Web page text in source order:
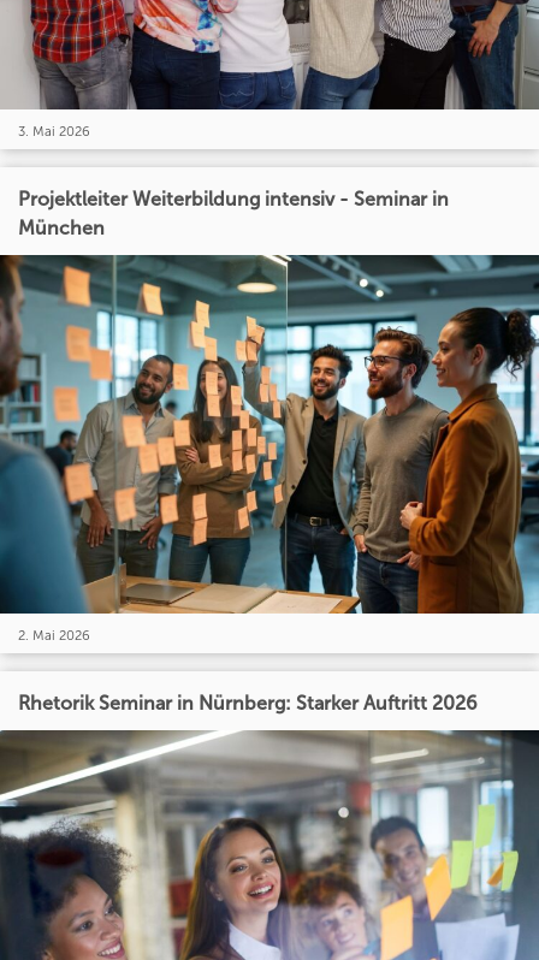
3. Mai 2026
Projektleiter Weiterbildung intensiv - Seminar in
München
2. Mai 2026
Rhetorik Seminar in Nürnberg: Starker Auftritt 2026